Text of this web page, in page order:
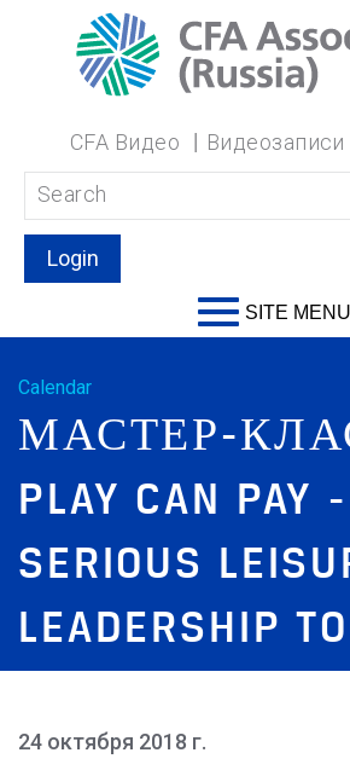
CFA Видео Видеозаписи
Login
SITE MENU
Calendar
МАСТЕР-
PLAY CAN PAY -
SERIOUS
LEADERSHIP
24 октября 2018 г.